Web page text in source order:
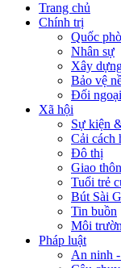
Trang chủ
Chính trị
Quốc
Nhân sự
Xây
Bảo vệ
Đối ngoại
Xã hội
Sự kiện
Cải cách
Đô thị
Giao
Tuổi trẻ
Bút Sài
Tin buồn
Môi
Pháp luật
An ninh